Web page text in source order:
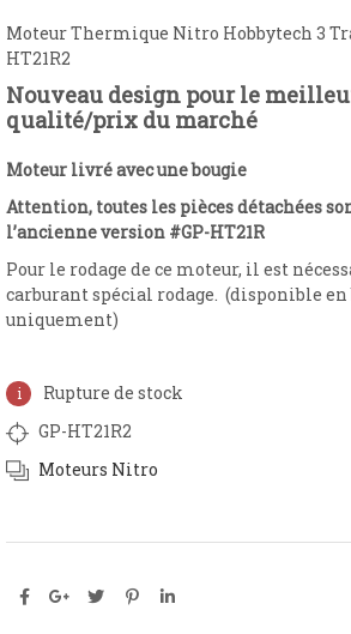
Moteur Thermique Nitro Hobbytech 3
HT21R2
Nouveau design pour le
qualité/prix du marché
Moteur livré avec une bougie
Attention, toutes les pièces détachées
l’ancienne version #GP-HT21R
Pour le rodage de ce moteur, il est
carburant spécial rodage. (disponible en
uniquement)
Rupture de stock
GP-HT21R2
Moteurs Nitro